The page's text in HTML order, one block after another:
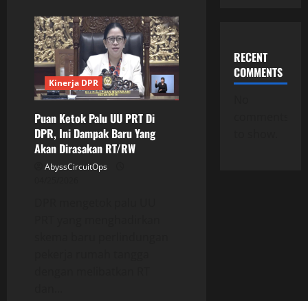
Turun
Tangan
Desak
Pengusutan
Tuntas
Kasus
Daycare
Yogyakarta
Kinerja DPR
Puan Ketok Palu UU PRT Di
DPR, Ini Dampak Baru Yang
Akan Dirasakan RT/RW
AbyssCircuitOps
RECENT
COMMENTS